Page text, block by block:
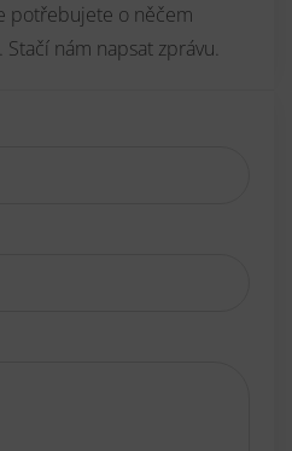
potřebujete o něčem
nám napsat zprávu.